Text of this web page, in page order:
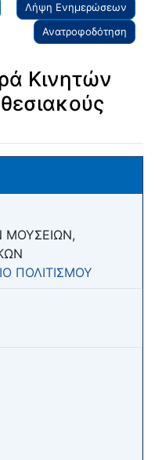
Λήψη Ενημερώσεων
Ανατροφοδότηση
Κινητών
ΜΟΥΣΕΙΩΝ,
ΠΟΛΙΤΙΣΜΟΥ